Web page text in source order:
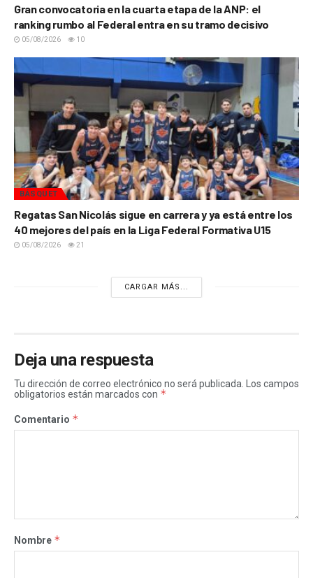
Gran convocatoria en la cuarta etapa de la ANP: el
ranking rumbo al Federal entra en su tramo decisivo
05/08/2026 10
BÁSQUET
Regatas San Nicolás sigue en carrera y ya está entre los
40 mejores del país en la Liga Federal Formativa U15
05/08/2026 21
CARGAR MÁS...
Deja una respuesta
Tu dirección de correo electrónico no será publicada.
Los campos
obligatorios están marcados con *
Comentario *
Nombre *